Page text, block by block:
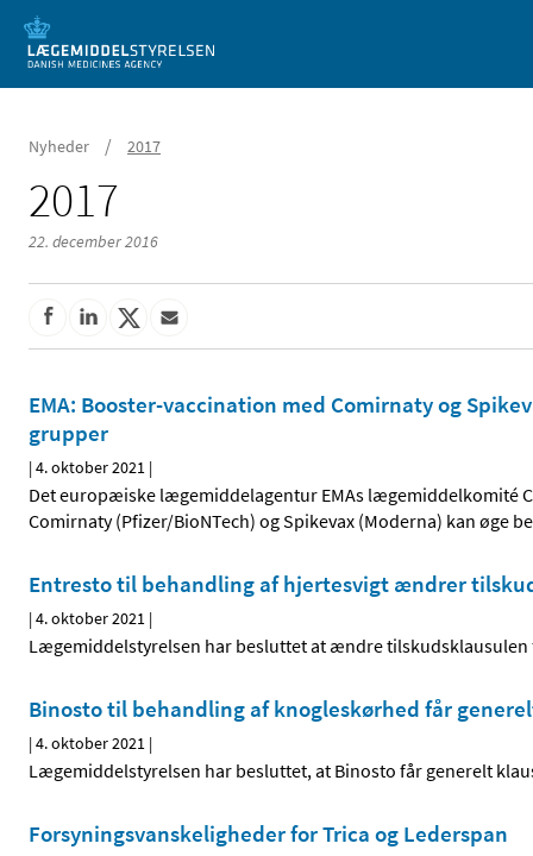
Mobil visning
Nyheder / 2017
2017
22. december 2016
EMA: Booster-vaccination med Comirnaty og
grupper
|4. oktober 2021 |
Det europæiske lægemiddelagentur EMAs lægemiddelkomité
Comirnaty (Pfizer/BioNTech) og Spikevax (Moderna) kan øge
Entresto til behandling af hjertesvigt ændrer
|4. oktober 2021 |
Lægemiddelstyrelsen har besluttet at ændre tilskudsklausulen
Binosto til behandling af knogleskørhed får
|4. oktober 2021 |
Lægemiddelstyrelsen har besluttet, at Binosto får generelt
Forsyningsvanskeligheder for Trica og Lederspan